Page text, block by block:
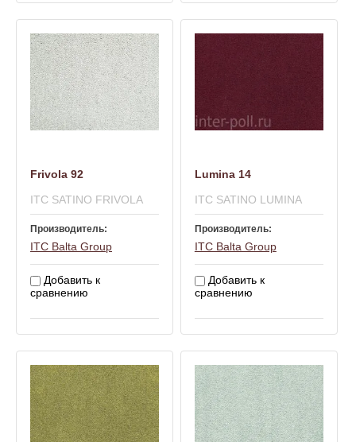
Frivola 92
ITC SATINO FRIVOLA
Производитель:
ITC Balta Group
Добавить к
сравнению
Lumina 14
ITC SATINO LUMINA
Производитель:
ITC Balta Group
Добавить к
сравнению